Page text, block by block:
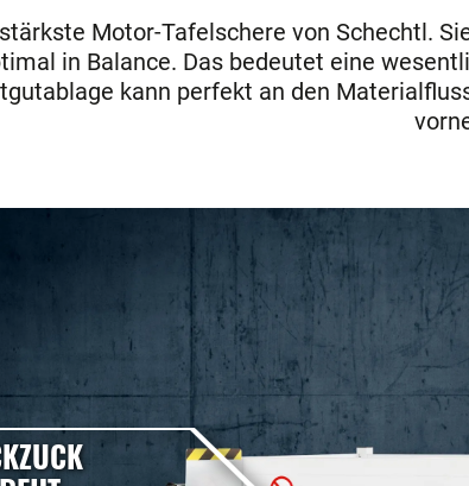
Motor-Tafelschere von Schechtl.
in Balance. Das bedeutet eine
kann perfekt an den